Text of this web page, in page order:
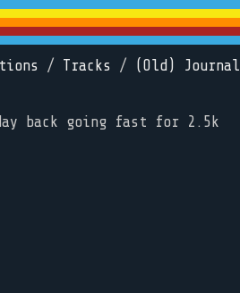
/ Tracks / (Old) Journal
back going fast for 2.5k